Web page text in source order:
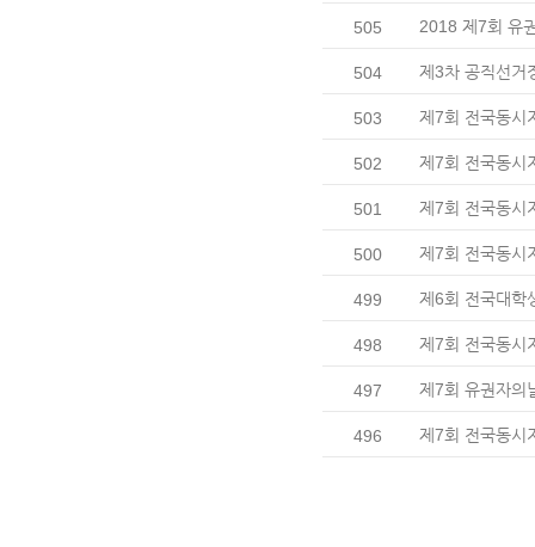
505 2018 제7회 유
504 제3차 공직선거
503 제7회 전국동시
502 제7회 전국동시
501 제7회 전국동시
500 제7회 전국동시
499 제6회 전국대학
498 제7회 전국동시
497 제7회 유권자의
496 제7회 전국동시